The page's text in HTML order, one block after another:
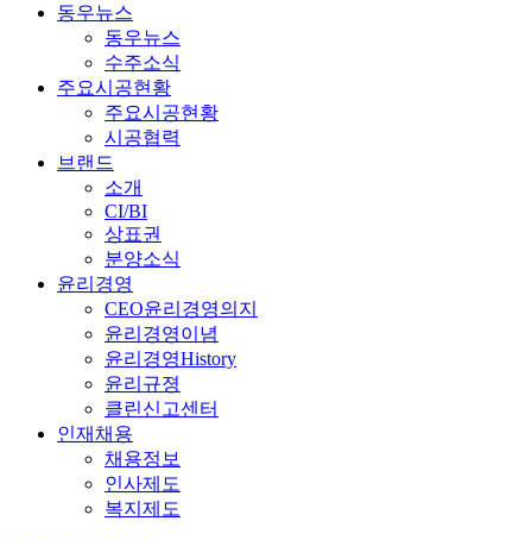
동우뉴스
동우뉴스
수주소식
주요시공현황
주요시공현황
시공협력
브랜드
소개
CI/BI
상표권
분양소식
윤리경영
CEO윤리경영의지
윤리경영이념
윤리경영History
윤리규졍
클린신고센터
인재채용
채용정보
인사제도
복지제도